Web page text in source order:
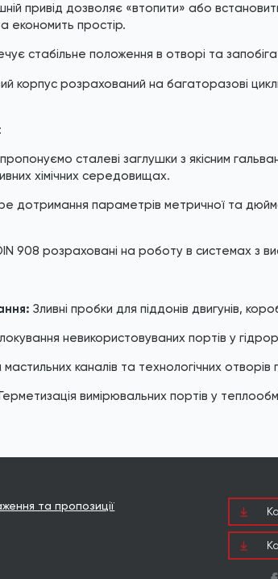
привід дозволяє «втопити» або
економить простір.
стабільне положення в отворі та
корпус розрахований на багаторазові
сталеві заглушки з якісним
хімічних середовищах.
дотримання параметрів метричної та
908 розраховані на роботу в системах з
Зливні пробки для піддонів двигунів,
невикористовуваних портів у
каналів та технологічних отворів
Герметизація вимірювальних портів у
та пропозиції